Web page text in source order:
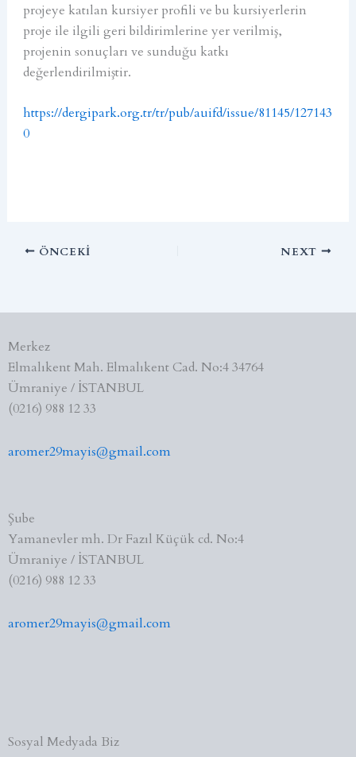
projeye katılan kursiyer profili ve bu kursiyerlerin
proje ile ilgili geri bildirimlerine yer verilmiş,
projenin sonuçları ve sunduğu katkı
değerlendirilmiştir.
https://dergipark.org.tr/tr/pub/auifd/issue/81145/127143
0
ÖNCEKI NEXT
Merkez
Elmalıkent Mah. Elmalıkent Cad. No:4 34764
Ümraniye / İSTANBUL
(0216) 988 12 33
aromer29mayis@gmail.com
Şube
Yamanevler mh. Dr Fazıl Küçük cd. No:4
Ümraniye / İSTANBUL
(0216) 988 12 33
aromer29mayis@gmail.com
Sosyal Medyada Biz